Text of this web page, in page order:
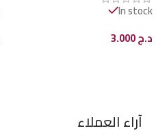
In stock
د.ج
آراء العملاء